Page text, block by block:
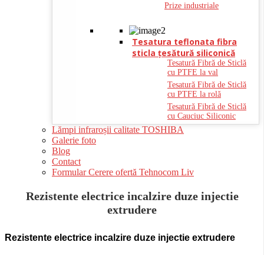
Prize industriale
Tesatura teflonata fibra
sticla ţesătură siliconică
Tesatură Fibră de Sticlă
cu PTFE la val
Tesatură Fibră de Sticlă
cu PTFE la rolă
Tesatură Fibră de Sticlă
cu Cauciuc Siliconic
Lămpi infraroșii calitate TOSHIBA
Galerie foto
Blog
Contact
Formular Cerere ofertă Tehnocom Liv
Rezistente electrice incalzire duze injectie
extrudere
Rezistente electrice incalzire duze injectie extrudere